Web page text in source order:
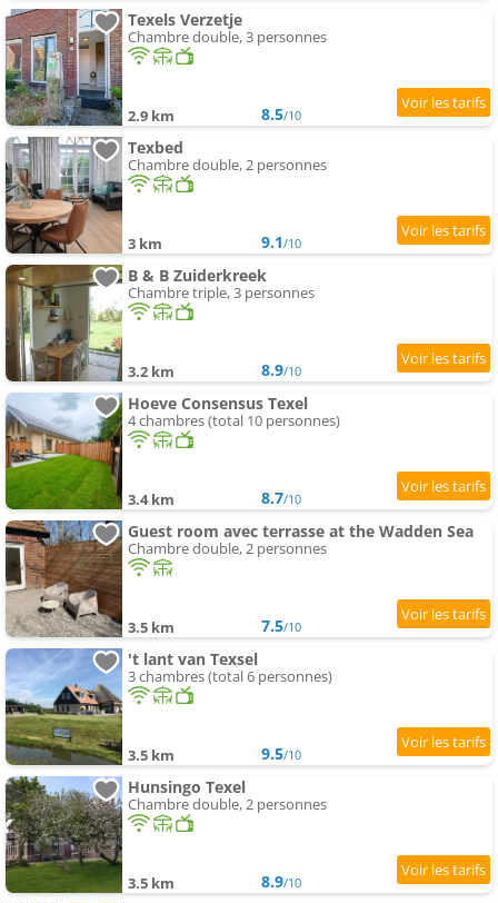
Texels Verzetje
Chambre double, 3 personnes
2.9 km 8.5/10
Texbed
Chambre double, 2 personnes
3 km 9.1/10
B & B Zuiderkreek
Chambre triple, 3 personnes
3.2 km 8.9/10
Hoeve Consensus Texel
4 chambres (total 10 personnes)
3.4 km 8.7/10
Guest room avec terrasse at the Wadden Sea
Chambre double, 2 personnes
3.5 km 7.5/10
't lant van Texsel
3 chambres (total 6 personnes)
3.5 km 9.5/10
Hunsingo Texel
Chambre double, 2 personnes
3.5 km 8.9/10